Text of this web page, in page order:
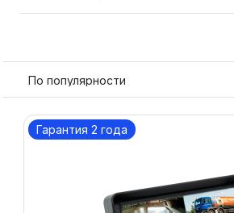
Гарантия 2 года